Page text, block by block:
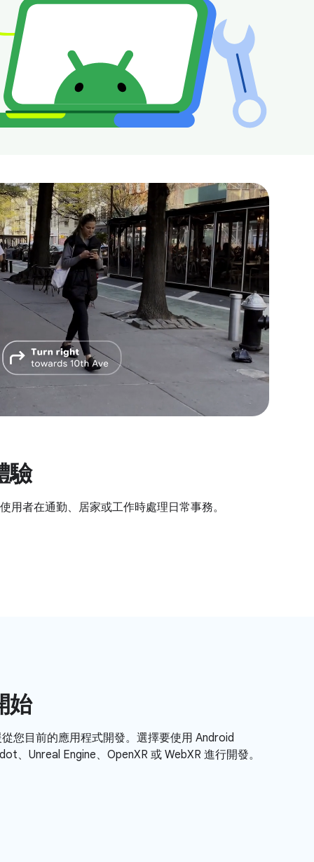
驗
用者在通勤、居家或工作時處理日常事務。
始
您目前的應用程式開發。選擇要使用 Android
、Unreal Engine、OpenXR 或 WebXR 進行開發。